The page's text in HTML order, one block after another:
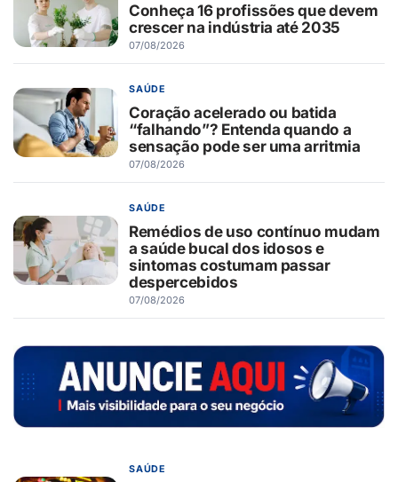
Conheça 16 profissões que devem
crescer na indústria até 2035
07/08/2026
SAÚDE
Coração acelerado ou batida
“falhando”? Entenda quando a
sensação pode ser uma arritmia
07/08/2026
SAÚDE
Remédios de uso contínuo mudam
a saúde bucal dos idosos e
sintomas costumam passar
despercebidos
07/08/2026
SAÚDE